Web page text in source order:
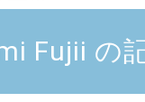
Fujii の